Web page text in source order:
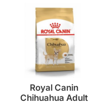
Royal Canin
Chihuahua Adult